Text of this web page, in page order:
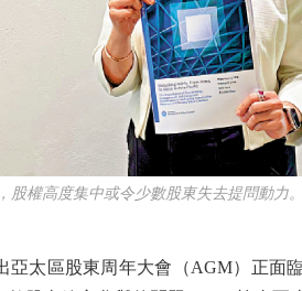
權高度集中或令少數股東失去提問動力
太區股東周年大會（AGM）正面